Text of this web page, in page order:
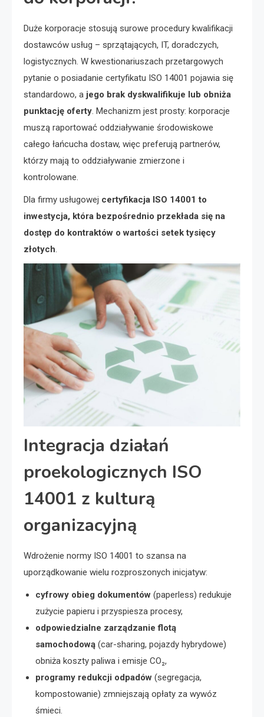
Duże korporacje stosują surowe procedury kwalifikacji
dostawców usług – sprzątających, IT, doradczych,
logistycznych. W kwestionariuszach przetargowych
pytanie o posiadanie certyfikatu ISO 14001 pojawia się
standardowo, a jego brak dyskwalifikuje lub obniża
punktację oferty. Mechanizm jest prosty: korporacje
muszą raportować oddziaływanie środowiskowe
całego łańcucha dostaw, więc preferują partnerów,
którzy mają to oddziaływanie zmierzone i
kontrolowane.
Dla firmy usługowej certyfikacja ISO 14001 to
inwestycja, która bezpośrednio przekłada się na
dostęp do kontraktów o wartości setek tysięcy
złotych.
Integracja działań
proekologicznych ISO
14001 z kulturą
organizacyjną
Wdrożenie normy ISO 14001 to szansa na
uporządkowanie wielu rozproszonych inicjatyw:
cyfrowy obieg dokumentów (paperless) redukuje
zużycie papieru i przyspiesza procesy,
odpowiedzialne zarządzanie flotą
samochodową (car-sharing, pojazdy hybrydowe)
obniża koszty paliwa i emisje CO₂,
programy redukcji odpadów (segregacja,
kompostowanie) zmniejszają opłaty za wywóz
śmieci.